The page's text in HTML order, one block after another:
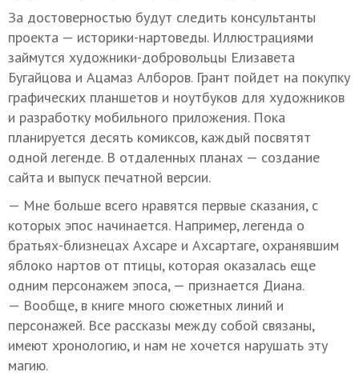
За достоверностью будут следить консультанты
проекта — историки-нартоведы. Иллюстрациями
займутся художники-добровольцы Елизавета
Бугайцова и Ацамаз Алборов. Грант пойдет на покупку
графических планшетов и ноутбуков для художников
и разработку мобильного приложения. Пока
планируется десять комиксов, каждый посвятят
одной легенде. В отдаленных планах — создание
сайта и выпуск печатной версии.
— Мне больше всего нравятся первые сказания, с
которых эпос начинается. Например, легенда о
братьях-близнецах Ахсаре и Ахсартаге, охранявшим
яблоко нартов от птицы, которая оказалась еще
одним персонажем эпоса, — признается Диана.
— Вообще, в книге много сюжетных линий и
персонажей. Все рассказы между собой связаны,
имеют хронологию, и нам не хочется нарушать эту
магию.